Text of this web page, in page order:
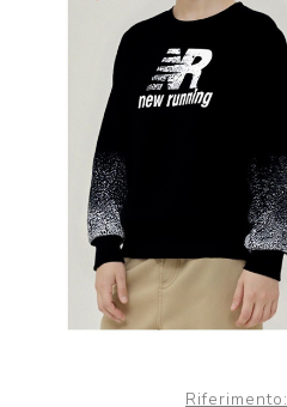
Riferimento: